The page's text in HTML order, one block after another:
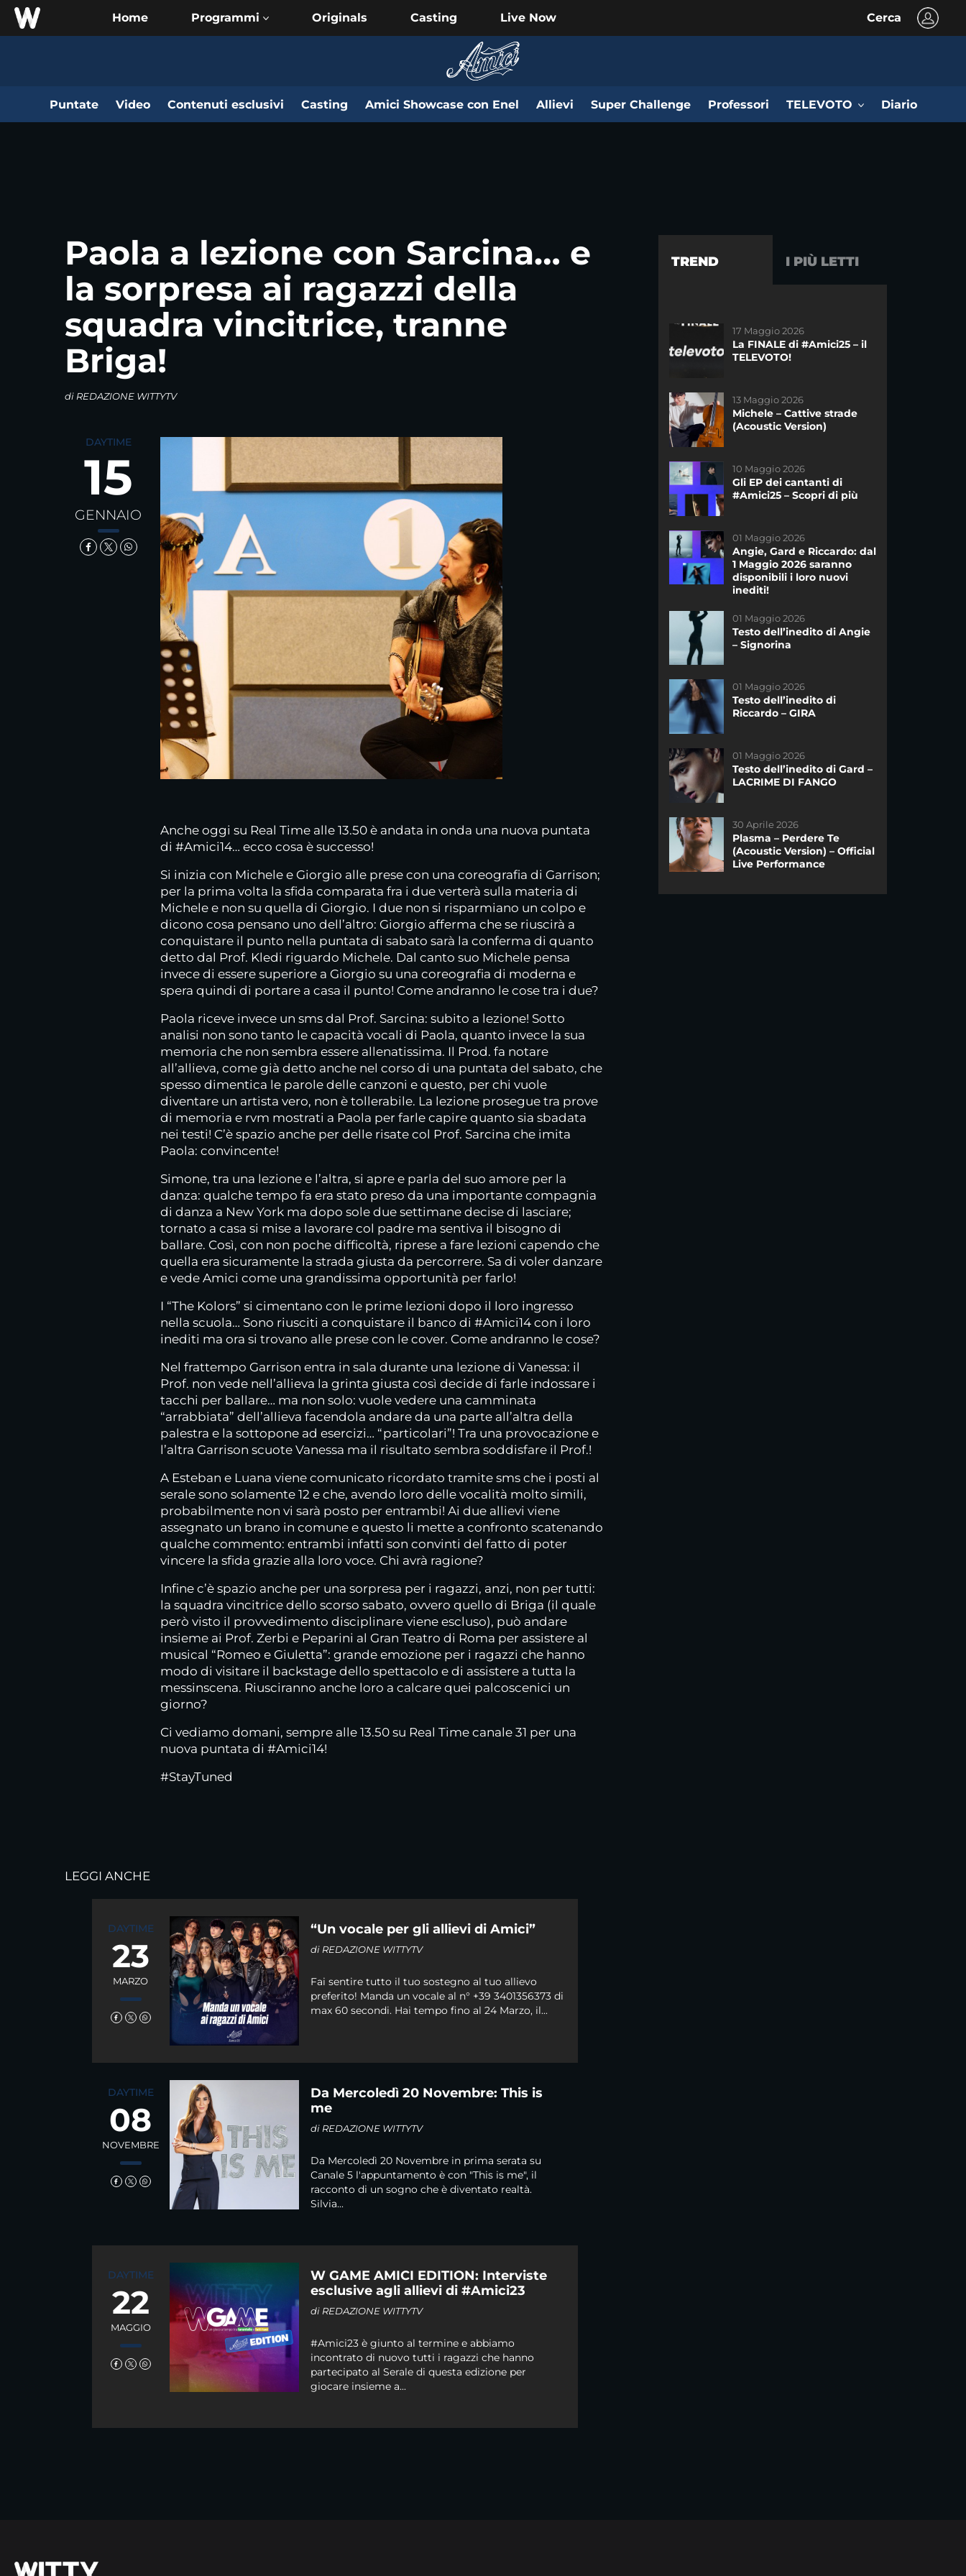
Home Originals Casting Live Now Cerca
Puntate Video Contenuti esclusivi Casting Amici Showcase con Enel Allievi Super Challenge Professori TELEVOTO Diario
Paola a lezione con Sarcina… e
la sorpresa ai ragazzi della
squadra vincitrice, tranne
Briga!
di REDAZIONE WITTYTV
DAYTIME
15
GENNAIO
Anche oggi su Real Time alle 13.50 è andata in onda una nuova puntata
di #Amici14… ecco cosa è successo!
Si inizia con Michele e Giorgio alle prese con una coreografia di Garrison;
per la prima volta la sfida comparata fra i due verterà sulla materia di
Michele e non su quella di Giorgio. I due non si risparmiano un colpo e
dicono cosa pensano uno dell’altro: Giorgio afferma che se riuscirà a
conquistare il punto nella puntata di sabato sarà la conferma di quanto
detto dal Prof. Kledi riguardo Michele. Dal canto suo Michele pensa
invece di essere superiore a Giorgio su una coreografia di moderna e
spera quindi di portare a casa il punto! Come andranno le cose tra i due?
Paola riceve invece un sms dal Prof. Sarcina: subito a lezione! Sotto
analisi non sono tanto le capacità vocali di Paola, quanto invece la sua
memoria che non sembra essere allenatissima. Il Prod. fa notare
all’allieva, come già detto anche nel corso di una puntata del sabato, che
spesso dimentica le parole delle canzoni e questo, per chi vuole
diventare un artista vero, non è tollerabile. La lezione prosegue tra prove
di memoria e rvm mostrati a Paola per farle capire quanto sia sbadata
nei testi! C’è spazio anche per delle risate col Prof. Sarcina che imita
Paola: convincente!
Simone, tra una lezione e l’altra, si apre e parla del suo amore per la
danza: qualche tempo fa era stato preso da una importante compagnia
di danza a New York ma dopo sole due settimane decise di lasciare;
tornato a casa si mise a lavorare col padre ma sentiva il bisogno di
ballare. Così, con non poche difficoltà, riprese a fare lezioni capendo che
quella era sicuramente la strada giusta da percorrere. Sa di voler danzare
e vede Amici come una grandissima opportunità per farlo!
I “The Kolors” si cimentano con le prime lezioni dopo il loro ingresso
nella scuola… Sono riusciti a conquistare il banco di #Amici14 con i loro
inediti ma ora si trovano alle prese con le cover. Come andranno le cose?
Nel frattempo Garrison entra in sala durante una lezione di Vanessa: il
Prof. non vede nell’allieva la grinta giusta così decide di farle indossare i
tacchi per ballare… ma non solo: vuole vedere una camminata
“arrabbiata” dell’allieva facendola andare da una parte all’altra della
palestra e la sottopone ad esercizi… “particolari”! Tra una provocazione e
l’altra Garrison scuote Vanessa ma il risultato sembra soddisfare il Prof.!
A Esteban e Luana viene comunicato ricordato tramite sms che i posti al
serale sono solamente 12 e che, avendo loro delle vocalità molto simili,
probabilmente non vi sarà posto per entrambi! Ai due allievi viene
assegnato un brano in comune e questo li mette a confronto scatenando
qualche commento: entrambi infatti son convinti del fatto di poter
vincere la sfida grazie alla loro voce. Chi avrà ragione?
Infine c’è spazio anche per una sorpresa per i ragazzi, anzi, non per tutti:
la squadra vincitrice dello scorso sabato, ovvero quello di Briga (il quale
però visto il provvedimento disciplinare viene escluso), può andare
insieme ai Prof. Zerbi e Peparini al Gran Teatro di Roma per assistere al
musical “Romeo e Giuletta”: grande emozione per i ragazzi che hanno
modo di visitare il backstage dello spettacolo e di assistere a tutta la
messinscena. Riusciranno anche loro a calcare quei palcoscenici un
giorno?
Ci vediamo domani, sempre alle 13.50 su Real Time canale 31 per una
nuova puntata di #Amici14!
#StayTuned
LEGGI ANCHE
DAYTIME
23
MARZO
“Un vocale per gli allievi di Amici”
di REDAZIONE WITTYTV
Fai sentire tutto il tuo sostegno al tuo allievo
preferito! Manda un vocale al n° +39 3401356373 di
max 60 secondi. Hai tempo fino al 24 Marzo, il...
DAYTIME
08
NOVEMBRE
Da Mercoledì 20 Novembre: This is
me
di REDAZIONE WITTYTV
Da Mercoledì 20 Novembre in prima serata su
Canale 5 l'appuntamento è con "This is me", il
racconto di un sogno che è diventato realtà.
Silvia...
DAYTIME
22
MAGGIO
W GAME AMICI EDITION: Interviste
esclusive agli allievi di #Amici23
di REDAZIONE WITTYTV
#Amici23 è giunto al termine e abbiamo
incontrato di nuovo tutti i ragazzi che hanno
partecipato al Serale di questa edizione per
giocare insieme a...
TREND I PIÙ LETTI
17 Maggio 2026
La FINALE di #Amici25 – il
TELEVOTO!
13 Maggio 2026
Michele – Cattive strade
(Acoustic Version)
10 Maggio 2026
Gli EP dei cantanti di
#Amici25 – Scopri di più
01 Maggio 2026
Angie, Gard e Riccardo: dal
1 Maggio 2026 saranno
disponibili i loro nuovi
inediti!
01 Maggio 2026
Testo dell’inedito di Angie
– Signorina
01 Maggio 2026
Testo dell’inedito di
Riccardo – GIRA
01 Maggio 2026
Testo dell’inedito di Gard –
LACRIME DI FANGO
30 Aprile 2026
Plasma – Perdere Te
(Acoustic Version) – Official
Live Performance
01 Giugno 2023
L’11 Giugno 2023 il concerto
esclusivo dei ragazzi di
14 Novembre 2020
Freddy è sponsor tecnico
di #Amici20!
23 Gennaio 2019
Testo dell’inedito di
Giordana Angi “Casa”
27 Gennaio 2026
I nuovi inediti dei cantanti
di #Amici25: ascoltali ora!
Testo dell’inedito di
Federica – Scivola
DAYTIME
Riassunto dello Speciale di
sabato del 21/11
DAYTIME
La finale di #Amici24 –
Televoto!
Riassunto dello speciale
del sabato di #Amici20 del
19 Dicembre
DAYTIME